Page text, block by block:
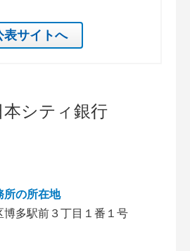
表サイトへ
シティ銀行
所の所在地
博多駅前３丁目１番１号